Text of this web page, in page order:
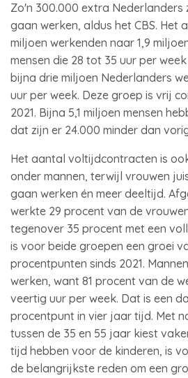
Zo'n 300.000 extra Nederlanders
gaan werken, aldus het CBS. Het
miljoen werkenden naar 1,9
mensen die 28 tot 35 uur per
bijna drie miljoen Nederlanders
uur per week. Deze groep is vrij
2021. Bijna 5,1 miljoen mensen
dat zijn er 24.000 minder dan
Het aantal voltijdcontracten is
onder mannen, terwijl vrouwen
gaan werken én meer deeltijd.
werkte 29 procent van de
tegenover 35 procent met een
is voor beide groepen een groei
procentpunten sinds 2021.
werken, want 81 procent van de
veertig uur per week. Dat is een
procentpunt in vier jaar tijd. Met
tussen de 35 en 55 jaar kiest
tijd hebben voor de kinderen, is
de belangrijkste reden om een